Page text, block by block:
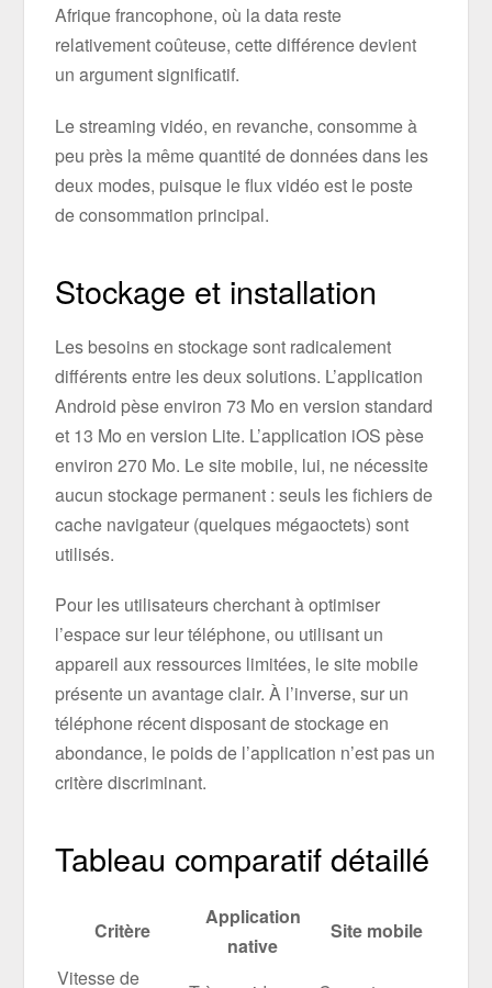
Afrique francophone, où la data reste
relativement coûteuse, cette différence devient
un argument significatif.
Le streaming vidéo, en revanche, consomme à
peu près la même quantité de données dans les
deux modes, puisque le flux vidéo est le poste
de consommation principal.
Stockage et installation
Les besoins en stockage sont radicalement
différents entre les deux solutions. L’application
Android pèse environ 73 Mo en version standard
et 13 Mo en version Lite. L’application iOS pèse
environ 270 Mo. Le site mobile, lui, ne nécessite
aucun stockage permanent : seuls les fichiers de
cache navigateur (quelques mégaoctets) sont
utilisés.
Pour les utilisateurs cherchant à optimiser
l’espace sur leur téléphone, ou utilisant un
appareil aux ressources limitées, le site mobile
présente un avantage clair. À l’inverse, sur un
téléphone récent disposant de stockage en
abondance, le poids de l’application n’est pas un
critère discriminant.
Tableau comparatif détaillé
Critère
Application
native
Site mobile
Vitesse de